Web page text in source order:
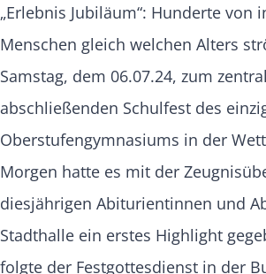
„Erlebnis Jubiläum“: Hunderte von
Menschen gleich welchen Alters
Samstag, dem 06.07.24, zum
abschließenden Schulfest des
Oberstufengymnasiums in der
Morgen hatte es mit der
diesjährigen Abiturientinnen und
Stadthalle ein erstes Highlight
folgte der Festgottesdienst in der